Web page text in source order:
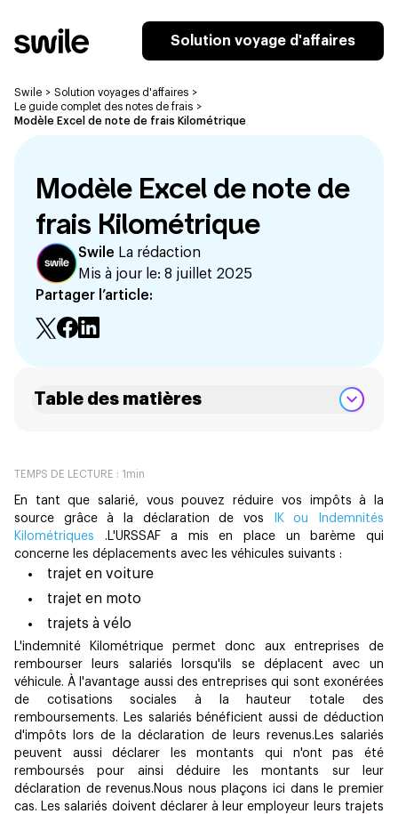
Solution voyage d'affaires
Swile > Solution voyages d'affaires >
Le guide complet des notes de frais >
Modèle Excel de note de frais Kilométrique
Modèle Excel de note de
frais Kilométrique
Swile La rédaction
Mis à jour le: 8 juillet 2025
Partager l’article:
TEMPS DE LECTURE : 1 min
En tant que salarié, vous pouvez réduire vos impôts à la
source grâce à la déclaration de vos
IK ou Indemnités
Kilométriques .L'URSSAF a mis en place un barème qui
concerne les déplacements avec les véhicules suivants :
trajet en voiture
trajet en moto
trajets à vélo
L'indemnité Kilométrique permet donc aux entreprises de
rembourser leurs salariés lorsqu'ils se déplacent avec un
véhicule. À l'avantage aussi des entreprises qui sont exonérées
de cotisations sociales à la hauteur totale des
remboursements. Les salariés bénéficient aussi de déduction
d'impôts lors de la déclaration de leurs revenus.Les salariés
peuvent aussi déclarer les montants qui n'ont pas été
remboursés pour ainsi déduire les montants sur leur
déclaration de revenus.Nous nous plaçons ici dans le premier
cas. Les salariés doivent déclarer à leur employeur leurs trajets
Table des matières